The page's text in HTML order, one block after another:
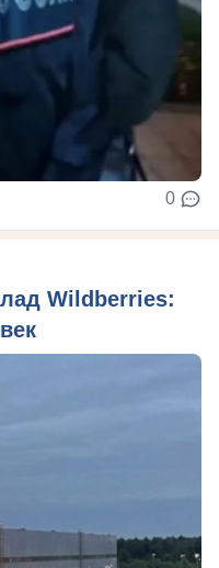
0
Wildberries: